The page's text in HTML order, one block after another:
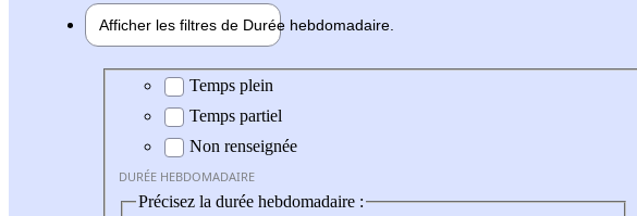
Afficher les filtres de Durée hebdomadaire
Durée hebdomadaire
Temps plein
Temps partiel
Non renseignée
DURÉE HEBDOMADAIRE
Précisez la durée hebdomadaire :